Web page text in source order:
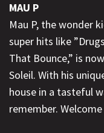
MAU P
Mau P, the wonder
super hits like
That Bounce,” is
Soleil. With his
house in a tasteful
remember.